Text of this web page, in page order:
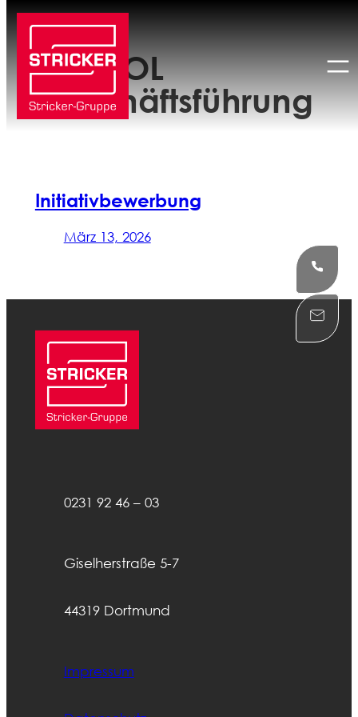
Zum
Inhalt
springen
Ort:HOL
Geschäftsführung
Initiativbewerbung
März 13, 2026
0231 92 46 – 03
Giselherstraße 5-7
44319 Dortmund
Impressum